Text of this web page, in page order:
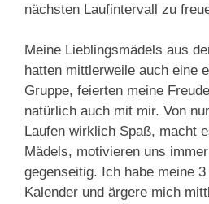
nächsten Laufintervall zu
Meine Lieblingsmädels aus
hatten mittlerweile auch eine
Gruppe, feierten meine
natürlich auch mit mir. Von
Laufen wirklich Spaß, macht
Mädels, motivieren uns
gegenseitig. Ich habe meine
Kalender und ärgere mich